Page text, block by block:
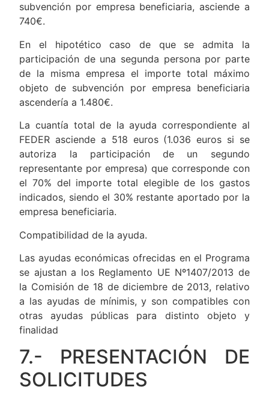
subvención por empresa beneficiaria, asciende a
740€.
En el hipotético caso de que se admita la
participación de una segunda persona por parte
de la misma empresa el importe total máximo
objeto de subvención por empresa beneficiaria
ascendería a 1.480€.
La cuantía total de la ayuda correspondiente al
FEDER asciende a 518 euros (1.036 euros si se
autoriza la participación de un segundo
representante por empresa) que corresponde con
el 70% del importe total elegible de los gastos
indicados, siendo el 30% restante aportado por la
empresa beneficiaria.
Compatibilidad de la ayuda.
Las ayudas económicas ofrecidas en el Programa
se ajustan a los Reglamento UE Nº1407/2013 de
la Comisión de 18 de diciembre de 2013, relativo
a las ayudas de mínimis, y son compatibles con
otras ayudas públicas para distinto objeto y
finalidad
7.- PRESENTACIÓN DE
SOLICITUDES